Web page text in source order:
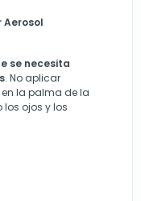
Aerosol
se necesita
. No aplicar
la palma de la
ojos y los